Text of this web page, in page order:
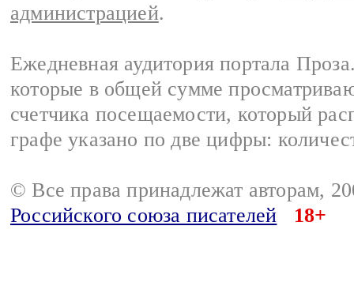
администрацией.
Ежедневная аудитория портала
которые в общей сумме
счетчика посещаемости, который
графе указано по две цифры:
© Все права принадлежат авторам,
Российского союза писателей
18+